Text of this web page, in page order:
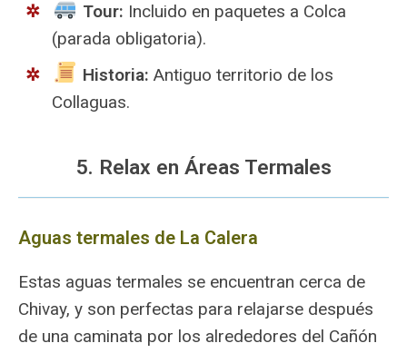
Tour: Incluido en paquetes a Colca
(parada obligatoria).
Historia: Antiguo territorio de los
Collaguas.
5. Relax en Áreas Termales
Aguas termales de La Calera
Estas aguas termales se encuentran cerca de
Chivay, y son perfectas para relajarse después
de una caminata por los alrededores del Cañón